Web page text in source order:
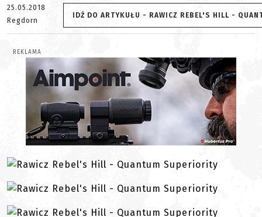
25.05.2018
Regdorn
IDŹ DO ARTYKUŁU - RAWICZ REBEL'S HILL -
REKLAMA